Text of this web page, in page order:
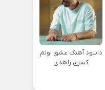
دانلود آهنگ عشق اولم
کسری زاهدی